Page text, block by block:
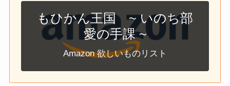
もひかん王国 ~ いのち部
愛の手課 ~
Amazon 欲しいものリスト